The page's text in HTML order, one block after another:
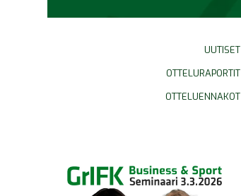
UUTISET
OTTELURAPORTIT
OTTELUENNAKOT